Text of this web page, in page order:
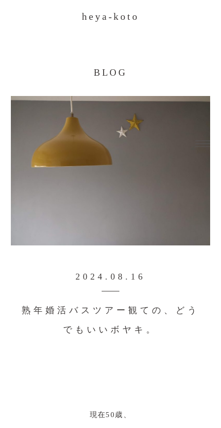
heya-koto
BLOG
2024.08.16
熟年婚活バスツアー観ての、どう
でもいいボヤキ。
現在50歳、